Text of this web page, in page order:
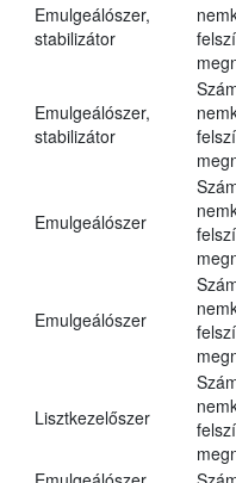
Emulgeálószer,
stabilizátor
Emulgeálószer,
stabilizátor
Emulgeálószer
Emulgeálószer
Lisztkezelőszer